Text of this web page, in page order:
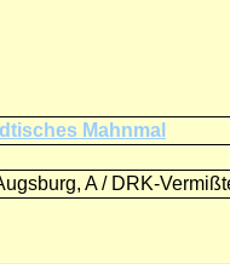
Mahnmal
A / DRK-